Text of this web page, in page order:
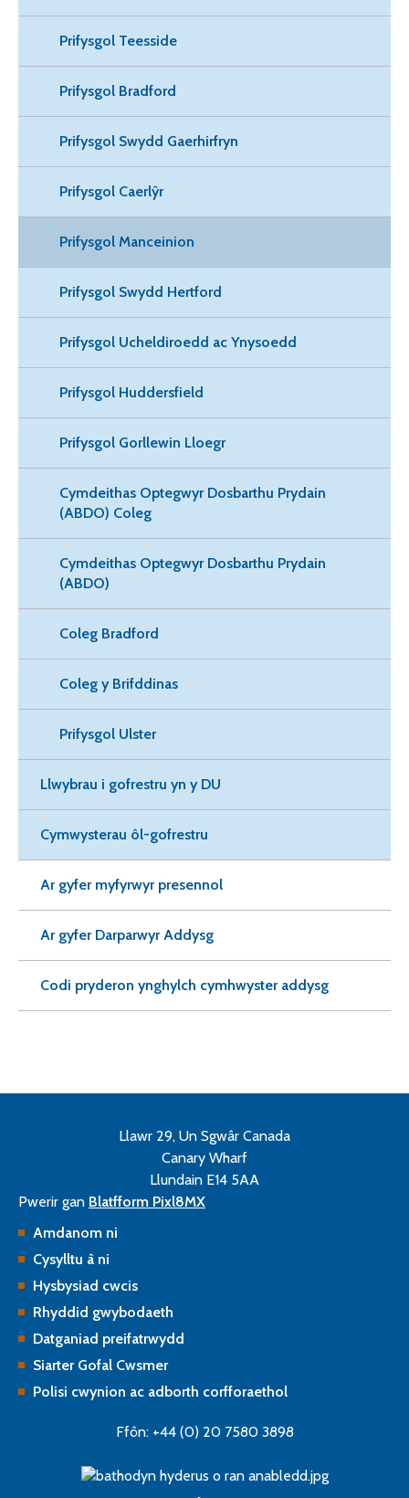
Prifysgol Teesside
Prifysgol Bradford
Prifysgol Swydd Gaerhirfryn
Prifysgol Caerlŷr
Prifysgol Manceinion
Prifysgol Swydd Hertford
Prifysgol Ucheldiroedd ac Ynysoedd
Prifysgol Huddersfield
Prifysgol Gorllewin Lloegr
Cymdeithas Optegwyr Dosbarthu Prydain
(ABDO) Coleg
Cymdeithas Optegwyr Dosbarthu Prydain
(ABDO)
Coleg Bradford
Coleg y Brifddinas
Prifysgol Ulster
Llwybrau i gofrestru yn y DU
Cymwysterau ôl-gofrestru
Ar gyfer myfyrwyr presennol
Ar gyfer Darparwyr Addysg
Codi pryderon ynghylch cymhwyster addysg
Llawr 29, Un Sgwâr Canada
Canary Wharf
Llundain E14 5AA
Pwerir gan Blatfform Pixl8MX
Amdanom ni
Cysylltu â ni
Hysbysiad cwcis
Rhyddid gwybodaeth
Datganiad preifatrwydd
Siarter Gofal Cwsmer
Polisi cwynion ac adborth corfforaethol
Ffôn: +44 (0) 20 7580 3898